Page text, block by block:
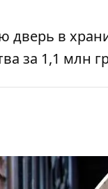
дверь в
за 1,1 млн